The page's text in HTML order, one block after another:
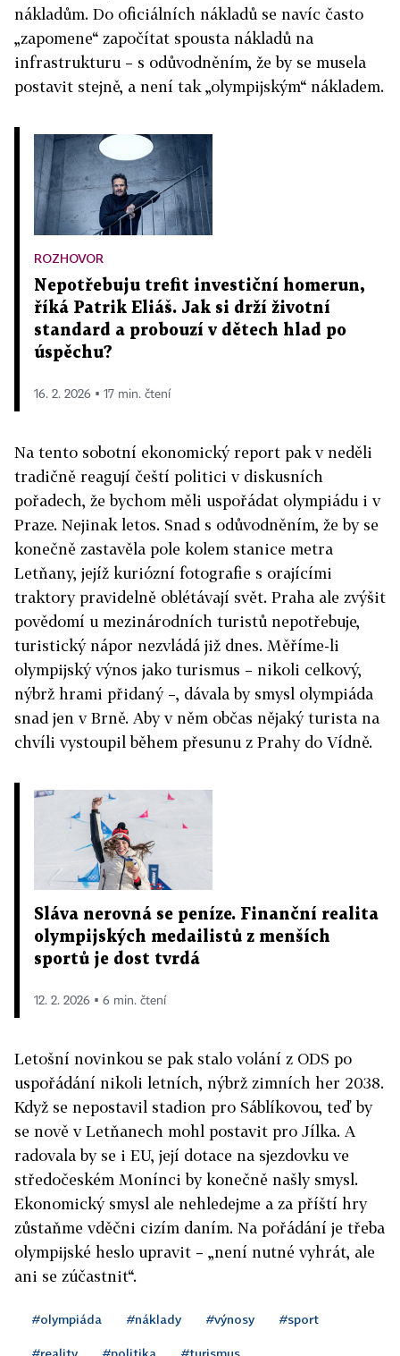
nákladům. Do oficiálních nákladů se navíc často
„zapomene“ započítat spousta nákladů na
infrastrukturu – s odůvodněním, že by se musela
postavit stejně, a není tak „olympijským“ nákladem.
ROZHOVOR
Nepotřebuju trefit investiční homerun,
říká Patrik Eliáš. Jak si drží životní
standard a probouzí v dětech hlad po
úspěchu?
16. 2. 2026 ▪ 17 min. čtení
Na tento sobotní ekonomický report pak v neděli
tradičně reagují čeští politici v diskusních
pořadech, že bychom měli uspořádat olympiádu i v
Praze. Nejinak letos. Snad s odůvodněním, že by se
konečně zastavěla pole kolem stanice metra
Letňany, jejíž kuriózní fotografie s orajícími
traktory pravidelně oblétávají svět. Praha ale zvýšit
povědomí u mezinárodních turistů nepotřebuje,
turistický nápor nezvládá již dnes. Měříme-li
olympijský výnos jako turismus – nikoli celkový,
nýbrž hrami přidaný –, dávala by smysl olympiáda
snad jen v Brně. Aby v něm občas nějaký turista na
chvíli vystoupil během přesunu z Prahy do Vídně.
Sláva nerovná se peníze. Finanční realita
olympijských medailistů z menších
sportů je dost tvrdá
12. 2. 2026 ▪ 6 min. čtení
Letošní novinkou se pak stalo volání z ODS po
uspořádání nikoli letních, nýbrž zimních her 2038.
Když se nepostavil stadion pro Sáblíkovou, teď by
se nově v Letňanech mohl postavit pro Jílka. A
radovala by se i EU, její dotace na sjezdovku ve
středočeském Monínci by konečně našly smysl.
Ekonomický smysl ale nehledejme a za příští hry
zůstaňme vděčni cizím daním. Na pořádání je třeba
olympijské heslo upravit – „není nutné vyhrát, ale
ani se zúčastnit“.
#olympiáda #náklady #výnosy #sport